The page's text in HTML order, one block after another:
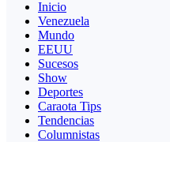
Inicio
Venezuela
Mundo
EEUU
Sucesos
Show
Deportes
Caraota Tips
Tendencias
Columnistas